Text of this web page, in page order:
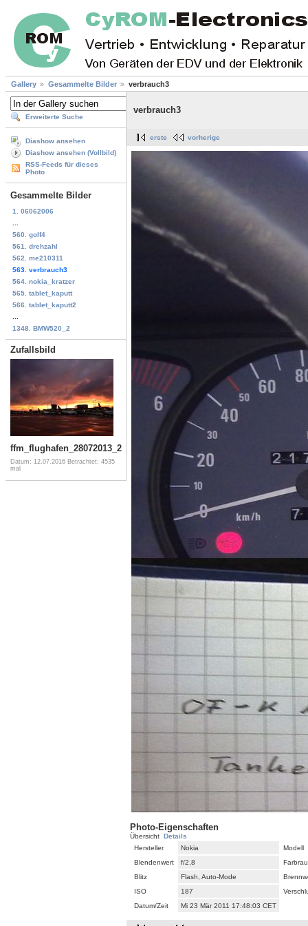
Gallery Gesammelte Bilder verbrauch3
Erweiterte Suche
Diashow ansehen
Diashow ansehen (Vollbild)
RSS-Feeds für dieses
Photo
Gesammelte Bilder
1. 06062006
560. golf4
561. drehzahl
562. me210311
563. verbrauch3
564. nokia_kratzer
565. tablet_kaputt
566. tablet_kaputt2
1348. BMW520_2
Zufallsbild
ffm_flughafen_28072013_2
Datum: 12.07.2016 Betrachtet: 4535
mal
verbrauch3
erste vorherige
Photo-Eigenschaften
Übersicht Details
Hersteller
Nokia
Modell
Blendenwert
f/2,8
Blitz
Flash, Auto-Mode
ISO
187
Datum/Zeit
Mi 23 Mär 2011 17:48:03 CET